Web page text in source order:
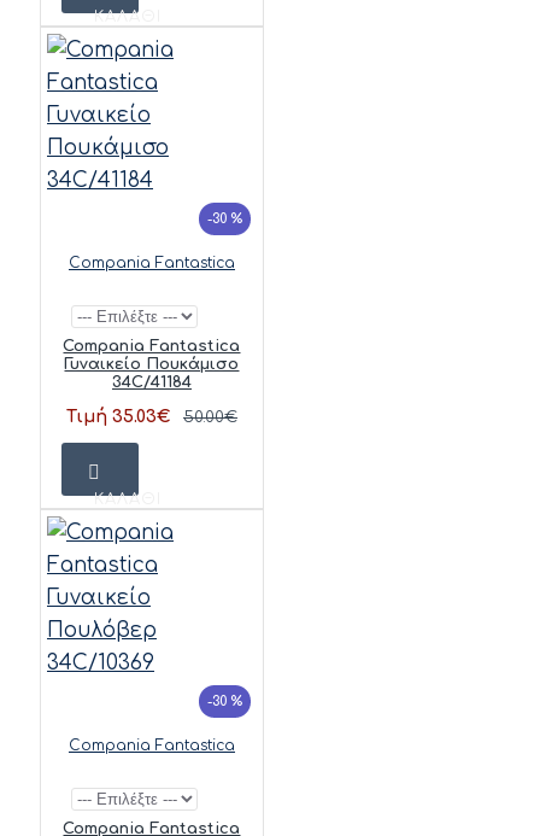
ΚΑΛΆΘΙ
-30 %
Compania Fantastica
Compania Fantastica
Γυναικείο Πουκάμισο
34C/41184
Τιμή 35.03€ 50.00€
ΚΑΛΆΘΙ
-30 %
Compania Fantastica
Compania Fantastica